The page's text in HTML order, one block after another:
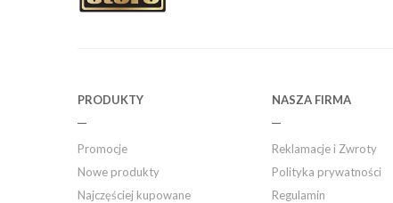
PRODUKTY
Promocje
Nowe produkty
Najczęściej kupowane
NASZA FIRMA
Reklamacje i Zwroty
Polityka prywatności
Regulamin